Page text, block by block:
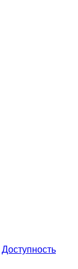
Доступность